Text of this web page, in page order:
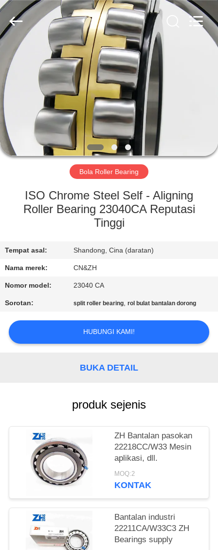
RUMAH
PRODUK
TENTANG
KAMI
TUR
KONTROL
HUBUNGI
KAMI
BERITA
PERMINTAAN
PENAWARAN
SITEMAP
KEBIJAKAN
PRIVASI
ZhongHong
bearing
LTD..
Rights
Reserved.
Bola Roller Bearing
ISO Chrome Steel Self - Aligning
Roller Bearing 23040CA Reputasi
Tinggi
Tempat asal: Shandong, Cina (daratan)
Nama merek: CN&ZH
Nomor model: 23040 CA
Sorotan: split roller bearing,rol bulat bantalan dorong
HUBUNGI KAMI!
BUKA DETAIL
produk sejenis
ZH Bantalan pasokan
22218CC/W33 Mesin
aplikasi, dll.
MOQ:2
KONTAK
Bantalan industri
22211CA/W33C3 ZH
Bearings supply